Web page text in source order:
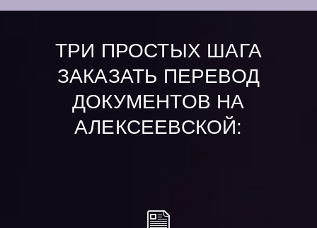
ТРИ ПРОСТЫХ ШАГА
ЗАКАЗАТЬ ПЕРЕВОД
ДОКУМЕНТОВ НА
АЛЕКСЕЕВСКОЙ: